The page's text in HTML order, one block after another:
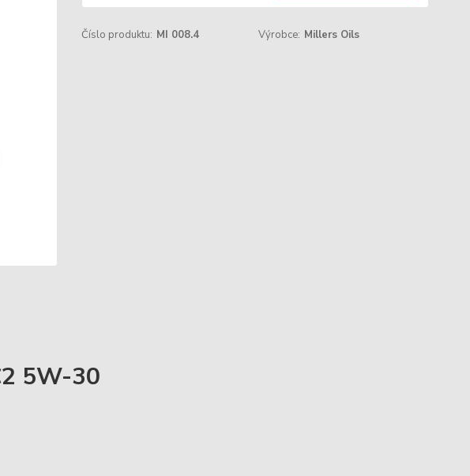
Číslo produktu: MI 008.4 Výrobce: Millers Oils
5W-30